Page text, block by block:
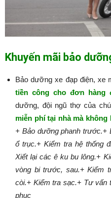
Khuyến mãi bảo
Bảo dưỡng xe đạp điện, xe
tiền công cho đơn hàng
dưỡng, đội ngũ thợ của
miễn phí tại nhà mà
+ Bảo dưỡng phanh trước.+
ổ trục.+ Kiểm tra hệ thống
Xiết lại các ê ku bu lông.+
vòng bi trước, sau.+ Kiểm
còi.+ Kiểm tra sạc.+ Tư vấn
phục